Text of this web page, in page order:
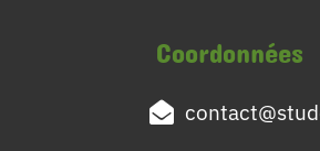
Coordonnées